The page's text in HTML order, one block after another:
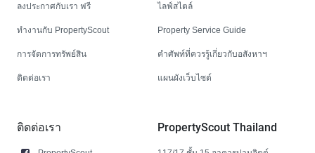
ลงประกาศกับเรา ฟรี
ทำงานกับ PropertyScout
การจัดการทรัพย์สิน
ติดต่อเรา
ไลฟ์สไตล์
Property Service Guide
คำศัพท์ที่ควรรู้เกี่ยวกับอสังหาฯ
แผนผังเว็บไซต์
ติดต่อเรา PropertyScout Thailand